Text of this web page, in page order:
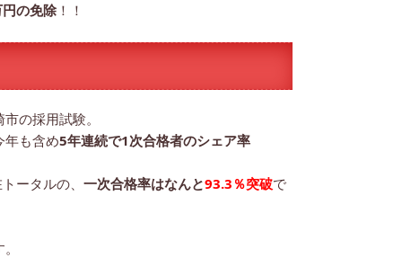
の免除 ！！
の採用試験。
年も含め5年連続で1次合格者のシェア率
トータルの、 一次合格率はなんと93.3％突破で